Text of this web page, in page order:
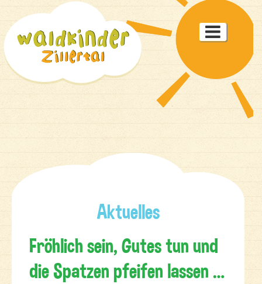
Toggle

Aktuelles
Fröhlich sein, Gutes tun und
die Spatzen pfeifen lassen …